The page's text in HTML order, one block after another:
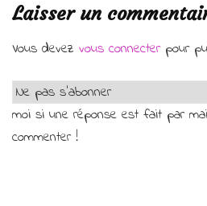
Laisser un
Vous devez vous connecterpour
moi si une réponse est fait par
commenter !